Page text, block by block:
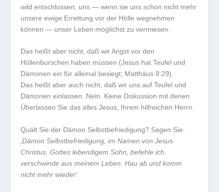
wild entschlossen, uns — wenn sie uns schon nicht mehr
unsere ewige Errettung vor der Hölle wegnehmen
können — unser Leben möglichst zu vermiesen.
Das heißt aber nicht, daß wir Angst vor den
Höllenburschen haben müssen (Jesus hat Teufel und
Dämonen ein für allemal besiegt; Matthäus 8:29).
Das heißt aber auch nicht, daß wir uns auf Teufel und
Dämonen einlassen. Nein. Keine Diskussion mit denen.
Überlassen Sie das alles Jesus, Ihrem hilfreichen Herrn.
Quält Sie der Dämon Selbstbefriedigung? Sagen Sie:
‚Dämon Selbstbefriedigung, im Namen von Jesus
Christus, Gottes lebendigem Sohn, befehle ich,
verschwinde aus meinem Leben. Hau ab und komm
nicht mehr wieder‘